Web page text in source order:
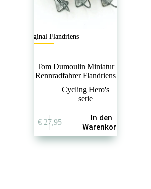
Original Flandriens
Tom Dumoulin Miniatur
Rennradfahrer Flandriens
Cycling Hero's
serie
€27,95
In den
Warenkorb